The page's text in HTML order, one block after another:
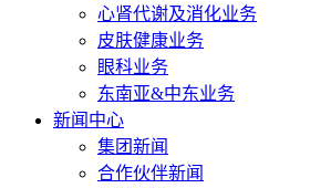
心肾代谢及消化业务
皮肤健康业务
眼科业务
东南亚&中东业务
新闻中心
集团新闻
合作伙伴新闻